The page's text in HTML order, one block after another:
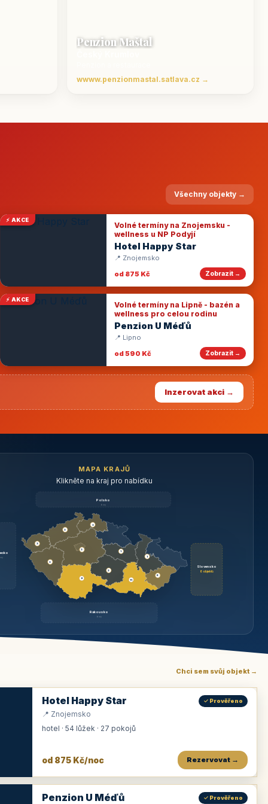
Penzion Maštal
wwww.penzionmastal.satlava.cz →
Všechny objekty →
⚡ AKCE
Volné termíny na Znojemsku -
wellness u NP Podyjí
Hotel Happy Star
📍 Znojemsko
od 875 Kč
Zobrazit →
⚡ AKCE
Volné termíny na Lipně - bazén a
wellness pro celou rodinu
Penzion U Méďů
📍 Lipno
od 590 Kč
Zobrazit →
Inzerovat akci →
MAPA KRAJŮ
Klikněte na kraj pro nabídku
Polsko
brzy
Slovensko
6 objektů
Rakousko
brzy
3
9
3
3
3
3
1
2
11
1
6
Chci sem svůj objekt →
Hotel Happy Star ✓ Prověřeno
📍 Znojemsko
hotel · 54 lůžek · 27 pokojů
od 875 Kč/noc Rezervovat →
Penzion U Méďů ✓ Prověřeno